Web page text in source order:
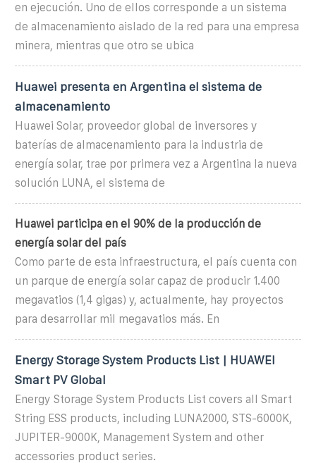
en ejecución. Uno de ellos corresponde a un sistema
de almacenamiento aislado de la red para una empresa
minera, mientras que otro se ubica
Huawei presenta en Argentina el sistema de
almacenamiento
Huawei Solar, proveedor global de inversores y
baterías de almacenamiento para la industria de
energía solar, trae por primera vez a Argentina la nueva
solución LUNA, el sistema de
Huawei participa en el 90% de la producción de
energía solar del país
Como parte de esta infraestructura, el país cuenta con
un parque de energía solar capaz de producir 1.400
megavatios (1,4 gigas) y, actualmente, hay proyectos
para desarrollar mil megavatios más. En
Energy Storage System Products List | HUAWEI
Smart PV Global
Energy Storage System Products List covers all Smart
String ESS products, including LUNA2000, STS-6000K,
JUPITER-9000K, Management System and other
accessories product series.